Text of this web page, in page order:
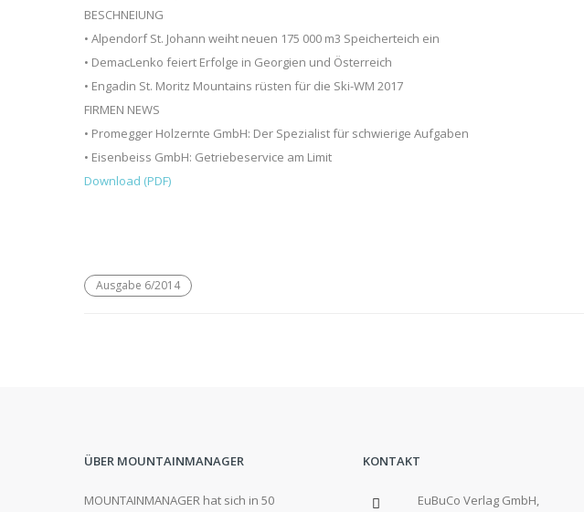
BESCHNEIUNG
• Alpendorf St. Johann weiht neuen 175 000 m3 Speicherteich ein
• DemacLenko feiert Erfolge in Georgien und Österreich
• Engadin St. Moritz Mountains rüsten für die Ski-WM 2017
FIRMEN NEWS
• Promegger Holzernte GmbH: Der Spezialist für schwierige Aufgaben
• Eisenbeiss GmbH: Getriebeservice am Limit
Download (PDF)
Ausgabe 6/2014
ÜBER MOUNTAINMANAGER
MOUNTAINMANAGER hat sich in 50
KONTAKT
EuBuCo Verlag GmbH,